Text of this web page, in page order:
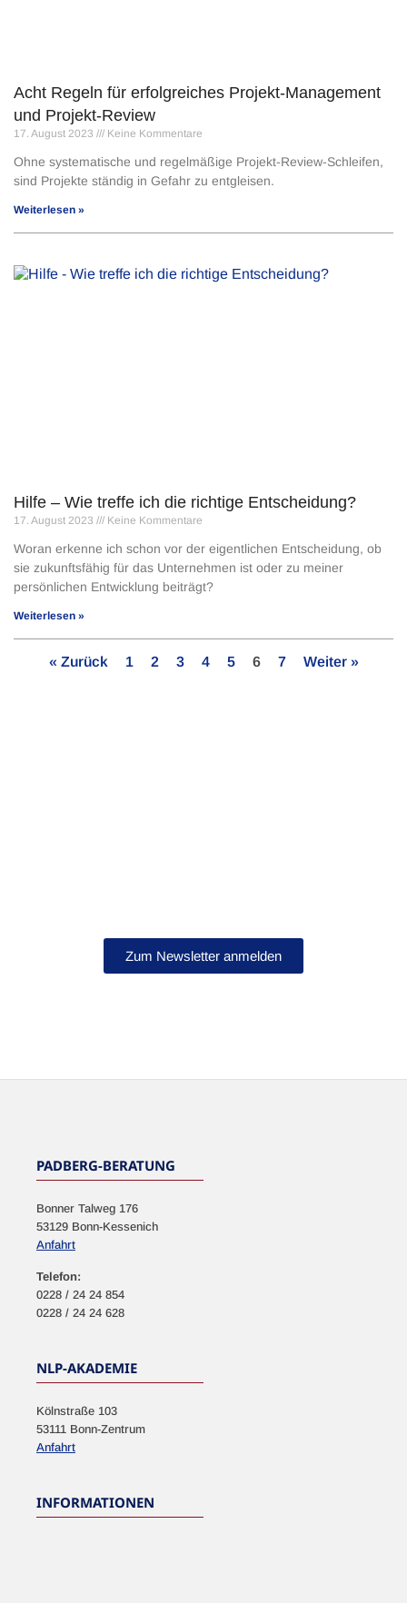
Acht Regeln für erfolgreiches Projekt-Management
und Projekt-Review
17. August 2023 Keine Kommentare
Ohne systematische und regelmäßige Projekt-Review-Schleifen,
sind Projekte ständig in Gefahr zu entgleisen.
Weiterlesen »
Hilfe – Wie treffe ich die richtige Entscheidung?
17. August 2023 Keine Kommentare
Woran erkenne ich schon vor der eigentlichen Entscheidung, ob
sie zukunftsfähig für das Unternehmen ist oder zu meiner
persönlichen Entwicklung beiträgt?
Weiterlesen »
« Zurück 1 2 3 4 5 6 7 Weiter »
Zum Newsletter anmelden
NEWSLETTER
PADBERG-BERATUNG
Bonner Talweg 176
53129 Bonn-Kessenich
Anfahrt
Telefon:
0228 / 24 24 854
0228 / 24 24 628
NLP-AKADEMIE
Kölnstraße 103
53111 Bonn-Zentrum
Anfahrt
INFORMATIONEN